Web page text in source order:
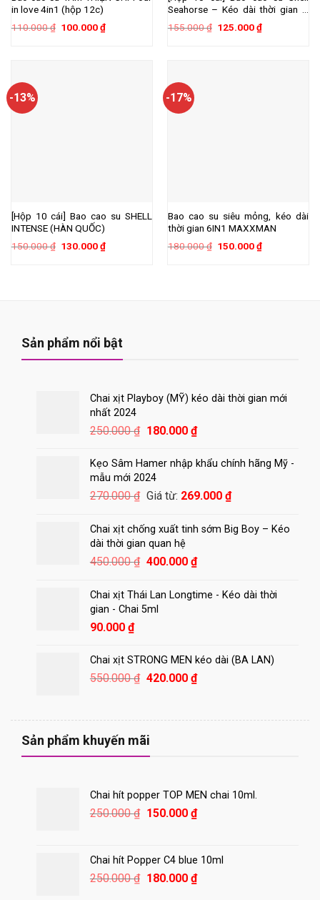
in love 4in1 (hộp 12c)
110.000₫ Giá
100.000₫Giá
hiện
Seahorse – Kéo dài thời gian –
Hộp 10 cái
155.000₫ Giá
125.000₫Giá
hiện
-13%
[Hộp 10 cái] Bao cao su SHELL
INTENSE (HÀN QUỐC)
150.000₫ Giá
130.000₫Giá
hiện
-17%
Bao cao su siêu mỏng, kéo dài
thời gian 6IN1 MAXXMAN
180.000₫ Giá
150.000₫Giá
hiện
Sản phẩm nổi bật
Chai xịt Playboy (MỸ) kéo dài thời gian mới
nhất 2024
250.000₫ Giá
là:
250.000 ₫.
180.000 ₫Giá
tại
180.000 ₫.
Kẹo Sâm Hamer nhập khẩu chính hãng Mỹ -
mẫu mới 2024
270.000₫ Giá từ: 269.000 ₫
Chai xịt chống xuất tinh sớm Big Boy – Kéo
dài thời gian quan hệ
450.000₫ Giá
là:
450.000 ₫.
400.000 ₫Giá
tại
Chai xịt Thái Lan Longtime - Kéo dài thời
gian - Chai 5ml
90.000 ₫
Chai xịt STRONG MEN kéo dài (BA LAN)
550.000₫ Giá
550.000 ₫.
420.000 ₫Giá
là:
Sản phẩm khuyến mãi
Chai hít popper TOP MEN chai 10ml.
250.000₫ Giá
250.000 ₫.
150.000 ₫Giá
là:
150.000 ₫.
Chai hít Popper C4 blue 10ml
250.000₫ Giá
180.000 ₫Giá